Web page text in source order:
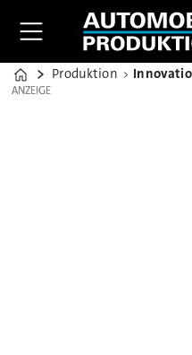
Home
Produktion
ANZEIGE
ANZEIGE